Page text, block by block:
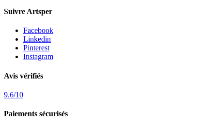
Suivre Artsper
Facebook
Linkedin
Pinterest
Instagram
Avis vérifiés
9.6/10
Paiements sécurisés